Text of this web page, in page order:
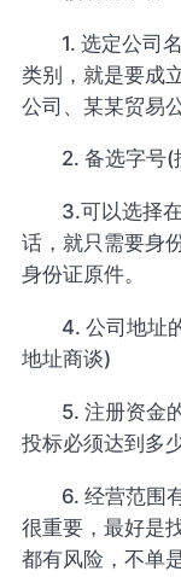
1. 选定公司
类别，就是要成
公司、某某贸易
2. 备选字号(
3.可以选择
话，就只需要身
身份证原件。
4. 公司地址
地址商谈)
5. 注册资金
投标必须达到多
6. 经营范围
很重要，最好是
都有风险，不单